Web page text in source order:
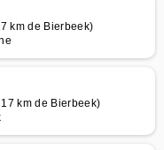
km de Bierbeek)
km de Bierbeek)